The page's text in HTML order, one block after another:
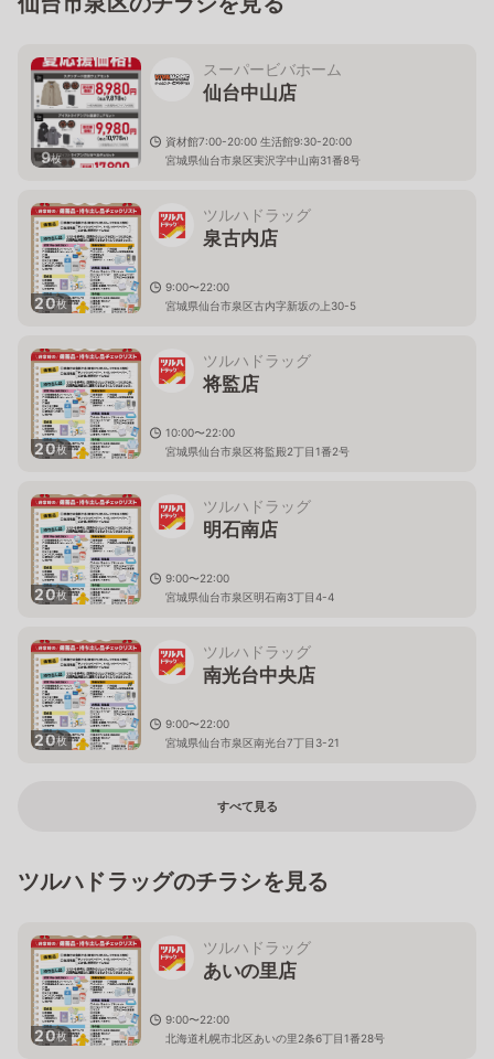
9枚
スーパービバホーム
仙台中山店
資材館7:00-20:00 生活館9:30-20:00
宮城県仙台市泉区実沢字中山南31番8号
20枚
ツルハドラッグ
泉古内店
9:00〜22:00
宮城県仙台市泉区古内字新坂の上30-5
20枚
ツルハドラッグ
将監店
10:00〜22:00
宮城県仙台市泉区将監殿2丁目1番2号
20枚
ツルハドラッグ
明石南店
9:00〜22:00
宮城県仙台市泉区明石南3丁目4-4
20枚
ツルハドラッグ
南光台中央店
9:00〜22:00
宮城県仙台市泉区南光台7丁目3-21
すべて見る
ツルハドラッグのチラシを見る
20枚
ツルハドラッグ
あいの里店
9:00〜22:00
北海道札幌市北区あいの里2条6丁目1番28号